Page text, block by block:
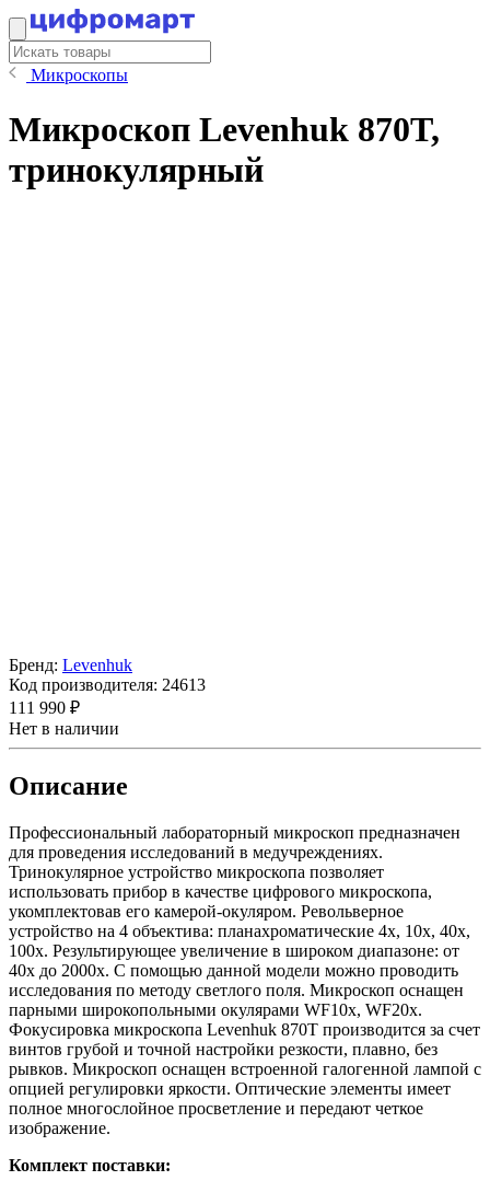
Микроскопы
Микроскоп Levenhuk 870T,
тринокулярный
Бренд: Levenhuk
Код производителя: 24613
111 990 ₽
Нет в наличии
Описание
Профессиональный лабораторный микроскоп предназначен
для проведения исследований в медучреждениях.
Тринокулярное устройство микроскопа позволяет
использовать прибор в качестве цифрового микроскопа,
укомплектовав его камерой-окуляром. Револьверное
устройство на 4 объектива: планахроматические 4х, 10х, 40х,
100х. Результирующее увеличение в широком диапазоне: от
40х до 2000х. С помощью данной модели можно проводить
исследования по методу светлого поля. Микроскоп оснащен
парными широкопольными окулярами WF10х, WF20х.
Фокусировка микроскопа Levenhuk 870Т производится за счет
винтов грубой и точной настройки резкости, плавно, без
рывков. Микроскоп оснащен встроенной галогенной лампой с
опцией регулировки яркости. Оптические элементы имеет
полное многослойное просветление и передают четкое
изображение.
Комплект поставки: